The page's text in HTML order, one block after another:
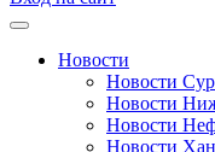
Новости
Новости
Новости
Новости
Новости